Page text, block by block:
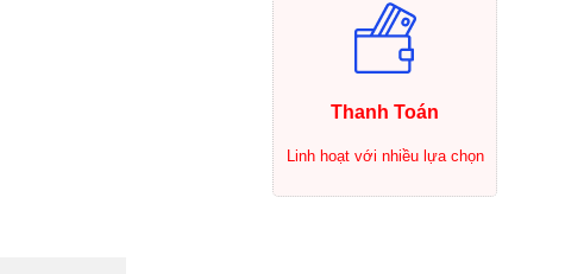
Thanh Toán
Linh hoạt với nhiều lựa chọn